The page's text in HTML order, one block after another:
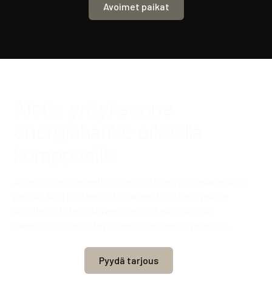
Avoimet paikat
Pyydä tarjous